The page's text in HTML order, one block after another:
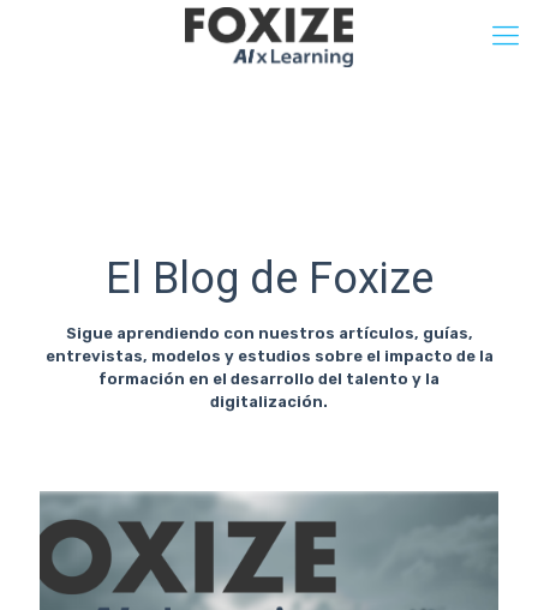
El Blog de Foxize
Sigue aprendiendo con nuestros artículos, guías,
entrevistas, modelos y estudios sobre el impacto de la
formación en el desarrollo del talento y la
digitalización.